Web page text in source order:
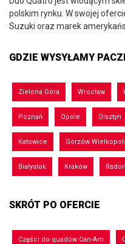
polskim rynku. W swojej
Suzuki oraz marek
GDZIE WYSYŁAMY
Zielona Góra Wrocław
Poznań Opole Olsztyn
Katowice Gorzów
Białystok Kraków
SKRÓT PO OFERCIE
Części do quadów Can-Am